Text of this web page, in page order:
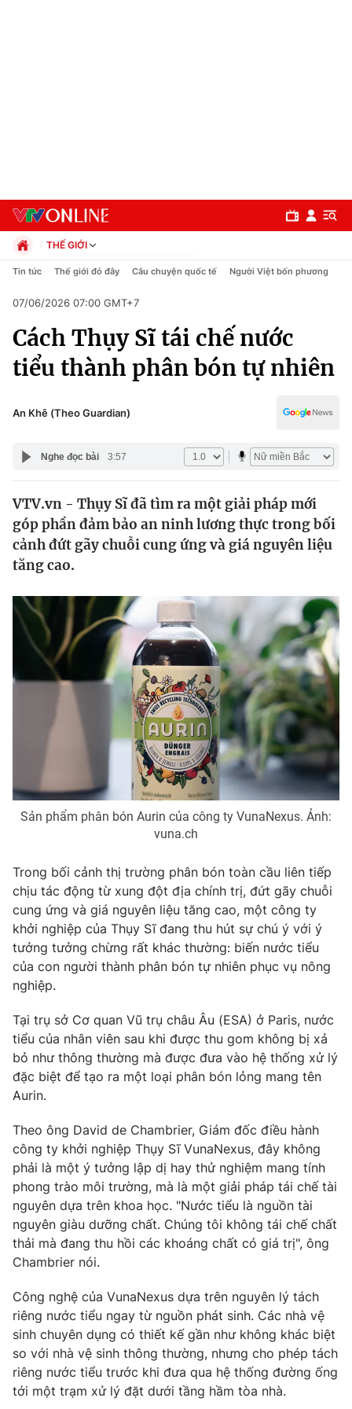
Chuyên mục
Chính trị
Pháp luật
Thế giới
Tin tức
Thế giới đó đây
Câu chuyện quốc tế
Tài chính
Thị trường
Góc doanh nghiệp
Dữ liệu và đời sống
Truyền hình
Khán giả
Giải trí
Âm nhạc
Sao
Du lịch
Chất lượng cuộc sống
Giáo dục
Học trực tuyến
Hitech Công nghệ tương lai
Sản phẩm
Thị trường
Tư vấn
Giao lưu trực tuyến
Lịch phát sóng
Emagazine Podcast
Photo Infographic
Video Shorts video
VTV Money VTV Thể thao
VTV Sức khoẻ Bất động sản
Thị trường 24h
VTV4 Vươn mình bằng AI
VTV9 VTV8
Liên hệ tòa soạn English
THẾ GIỚI
Chính trị
Pháp luật
Kinh tế
Thể thao
Truyền hình
Y tế
Công nghệ
Tin tức Thế giới đó đây Câu chuyện quốc tế Người Việt bốn phương
07/06/2026 07:00 GMT+7
Cách Thụy Sĩ tái chế nước
tiểu thành phân bón tự nhiên
An Khê (Theo Guardian)
Nghe đọc bài 3:57
VTV.vn - Thụy Sĩ đã tìm ra một giải pháp mới
góp phần đảm bảo an ninh lương thực trong bối
cảnh đứt gãy chuỗi cung ứng và giá nguyên liệu
tăng cao.
Sản phẩm phân bón Aurin của công ty VunaNexus. Ảnh:
vuna.ch
Trong bối cảnh thị trường phân bón toàn cầu liên tiếp
chịu tác động từ xung đột địa chính trị, đứt gãy chuỗi
cung ứng và giá nguyên liệu tăng cao, một công ty
khởi nghiệp của Thụy Sĩ đang thu hút sự chú ý với ý
tưởng tưởng chừng rất khác thường: biến nước tiểu
của con người thành phân bón tự nhiên phục vụ nông
nghiệp.
Tại trụ sở Cơ quan Vũ trụ châu Âu (ESA) ở Paris, nước
tiểu của nhân viên sau khi được thu gom không bị xả
bỏ như thông thường mà được đưa vào hệ thống xử lý
đặc biệt để tạo ra một loại phân bón lỏng mang tên
Aurin.
Theo ông David de Chambrier, Giám đốc điều hành
công ty khởi nghiệp Thụy Sĩ VunaNexus, đây không
phải là một ý tưởng lập dị hay thử nghiệm mang tính
phong trào môi trường, mà là một giải pháp tái chế tài
nguyên dựa trên khoa học. "Nước tiểu là nguồn tài
nguyên giàu dưỡng chất. Chúng tôi không tái chế chất
thải mà đang thu hồi các khoáng chất có giá trị", ông
Chambrier nói.
Công nghệ của VunaNexus dựa trên nguyên lý tách
riêng nước tiểu ngay từ nguồn phát sinh. Các nhà vệ
sinh chuyên dụng có thiết kế gần như không khác biệt
so với nhà vệ sinh thông thường, nhưng cho phép tách
riêng nước tiểu trước khi đưa qua hệ thống đường ống
tới một trạm xử lý đặt dưới tầng hầm tòa nhà.